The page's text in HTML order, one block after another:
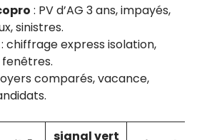
: PV d’AG 3 ans, impayés,
sinistres.
: chiffrage express isolation,
fenêtres.
comparés, vacance,
signal vert